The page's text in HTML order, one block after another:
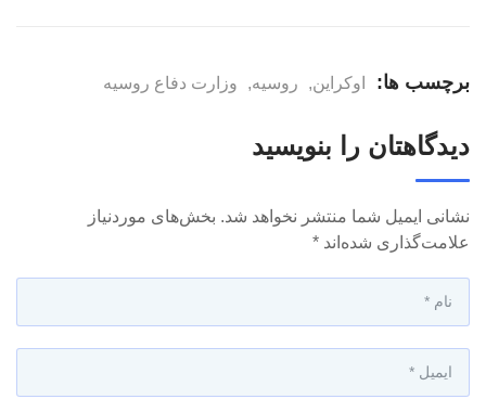
برچسب ها: اوکراین, روسیه, وزارت دفاع روسیه
دیدگاهتان را بنویسید
نشانی ایمیل شما منتشر نخواهد شد. بخش‌های موردنیاز
علامت‌گذاری شده‌اند *